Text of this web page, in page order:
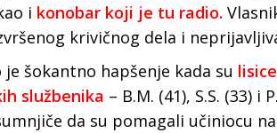
i konobar koji je tu radio.
krivičnog dela i
je šokantno hapšenje kada su
službenika – B.M. (41), S.S. (33) i
da su pomagali učiniocu